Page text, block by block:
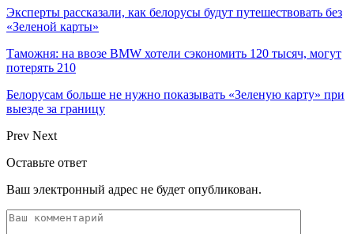
Эксперты рассказали, как белорусы будут путешествовать без
«Зеленой карты»
Таможня: на ввозе BMW хотели сэкономить 120 тысяч, могут
потерять 210
Белорусам больше не нужно показывать «Зеленую карту» при
выезде за границу
Prev Next
Оставьте ответ
Ваш электронный адрес не будет опубликован.